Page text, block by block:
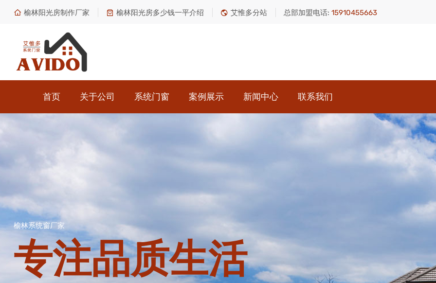
榆林阳光房制作厂家 榆林阳光房多少钱一平介绍 艾惟多分站 总部加盟电话: 15910455663
首页 关于公司 系统门窗 案例展示 新闻中心 联系我们
榆林系统窗厂家
专注品质生活